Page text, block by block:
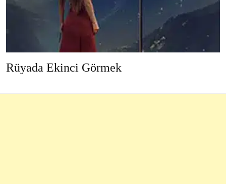
Rüyada Ekinci Görmek